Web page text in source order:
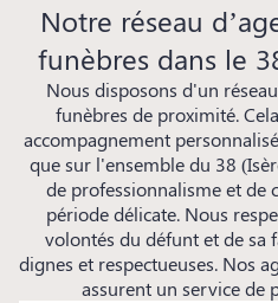
Notre réseau
funèbres dans le
Nous disposons d'un
funèbres de proximité.
accompagnement
que sur l'ensemble du 38
de professionnalisme et de
période délicate. Nous
volontés du défunt et de sa
dignes et respectueuses. Nos
assurent un service de